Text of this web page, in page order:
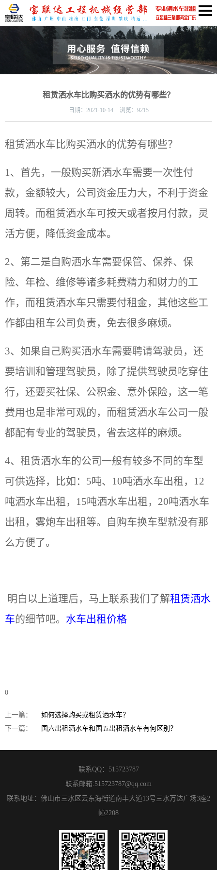
租赁洒水车比购买洒水的优势有哪些？
日期： 2021-10-14 浏览：9215
租赁洒水车比购买洒水的优势有哪些？
1、首先，一般购买新洒水车需要一次性付
款，金额较大，公司资金压力大，不利于资金
周转。而租赁洒水车可按天或者按月付款，灵
活方便，降低资金成本。
2、第二是自购洒水车需要保管、保养、保
险、年检、维修等诸多耗费精力和财力的工
作，而租赁洒水车只需要付租金，其他这些工
作都由租车公司负责，免去很多麻烦。
3、如果自己购买洒水车需要聘请驾驶员，还
要培训和管理驾驶员，除了提供驾驶员吃穿住
行，还要买社保、公积金、意外保险，这一笔
费用也是非常可观的，而租赁洒水车公司一般
都配有专业的驾驶员，省去这样的麻烦。
4、租赁洒水车的公司一般有较多不同的车型
可供选择，比如：5吨、10吨洒水车出租，12
吨洒水车出租，15吨洒水车出租，20吨洒水车
出租，雾炮车出租等。自购车换车型就没有那
么方便了。
明白以上道理后，马上联系我们了解租赁洒水
车的细节吧。 水车出租价格
0
上一篇：
如何选择购买或租赁洒水车？
下一篇：
国六出租洒水车和国五出租洒水车有何区别？
联系QQ： 515723787
联系邮箱:515723787@qq.com
联系地址：佛山市三水区云东海街道南丰大道13号三水万达广场3座2
幢2208